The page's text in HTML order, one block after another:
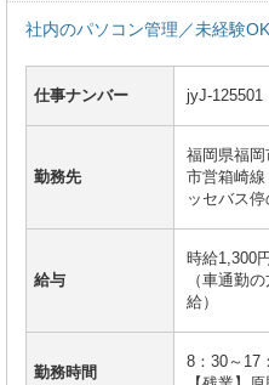
社内のパソコン管理／未経験
仕事ナンバー jyJ-125501
勤務先
福岡県福
市営箱崎
ッセバス
給与
時給1,300
（車通勤
給）
勤務時間
8：30～17